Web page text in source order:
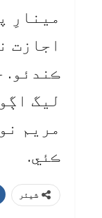
مينارِ
اجازت
ڪندئو.
ليگ
مريم
ڪئي.
شیئر